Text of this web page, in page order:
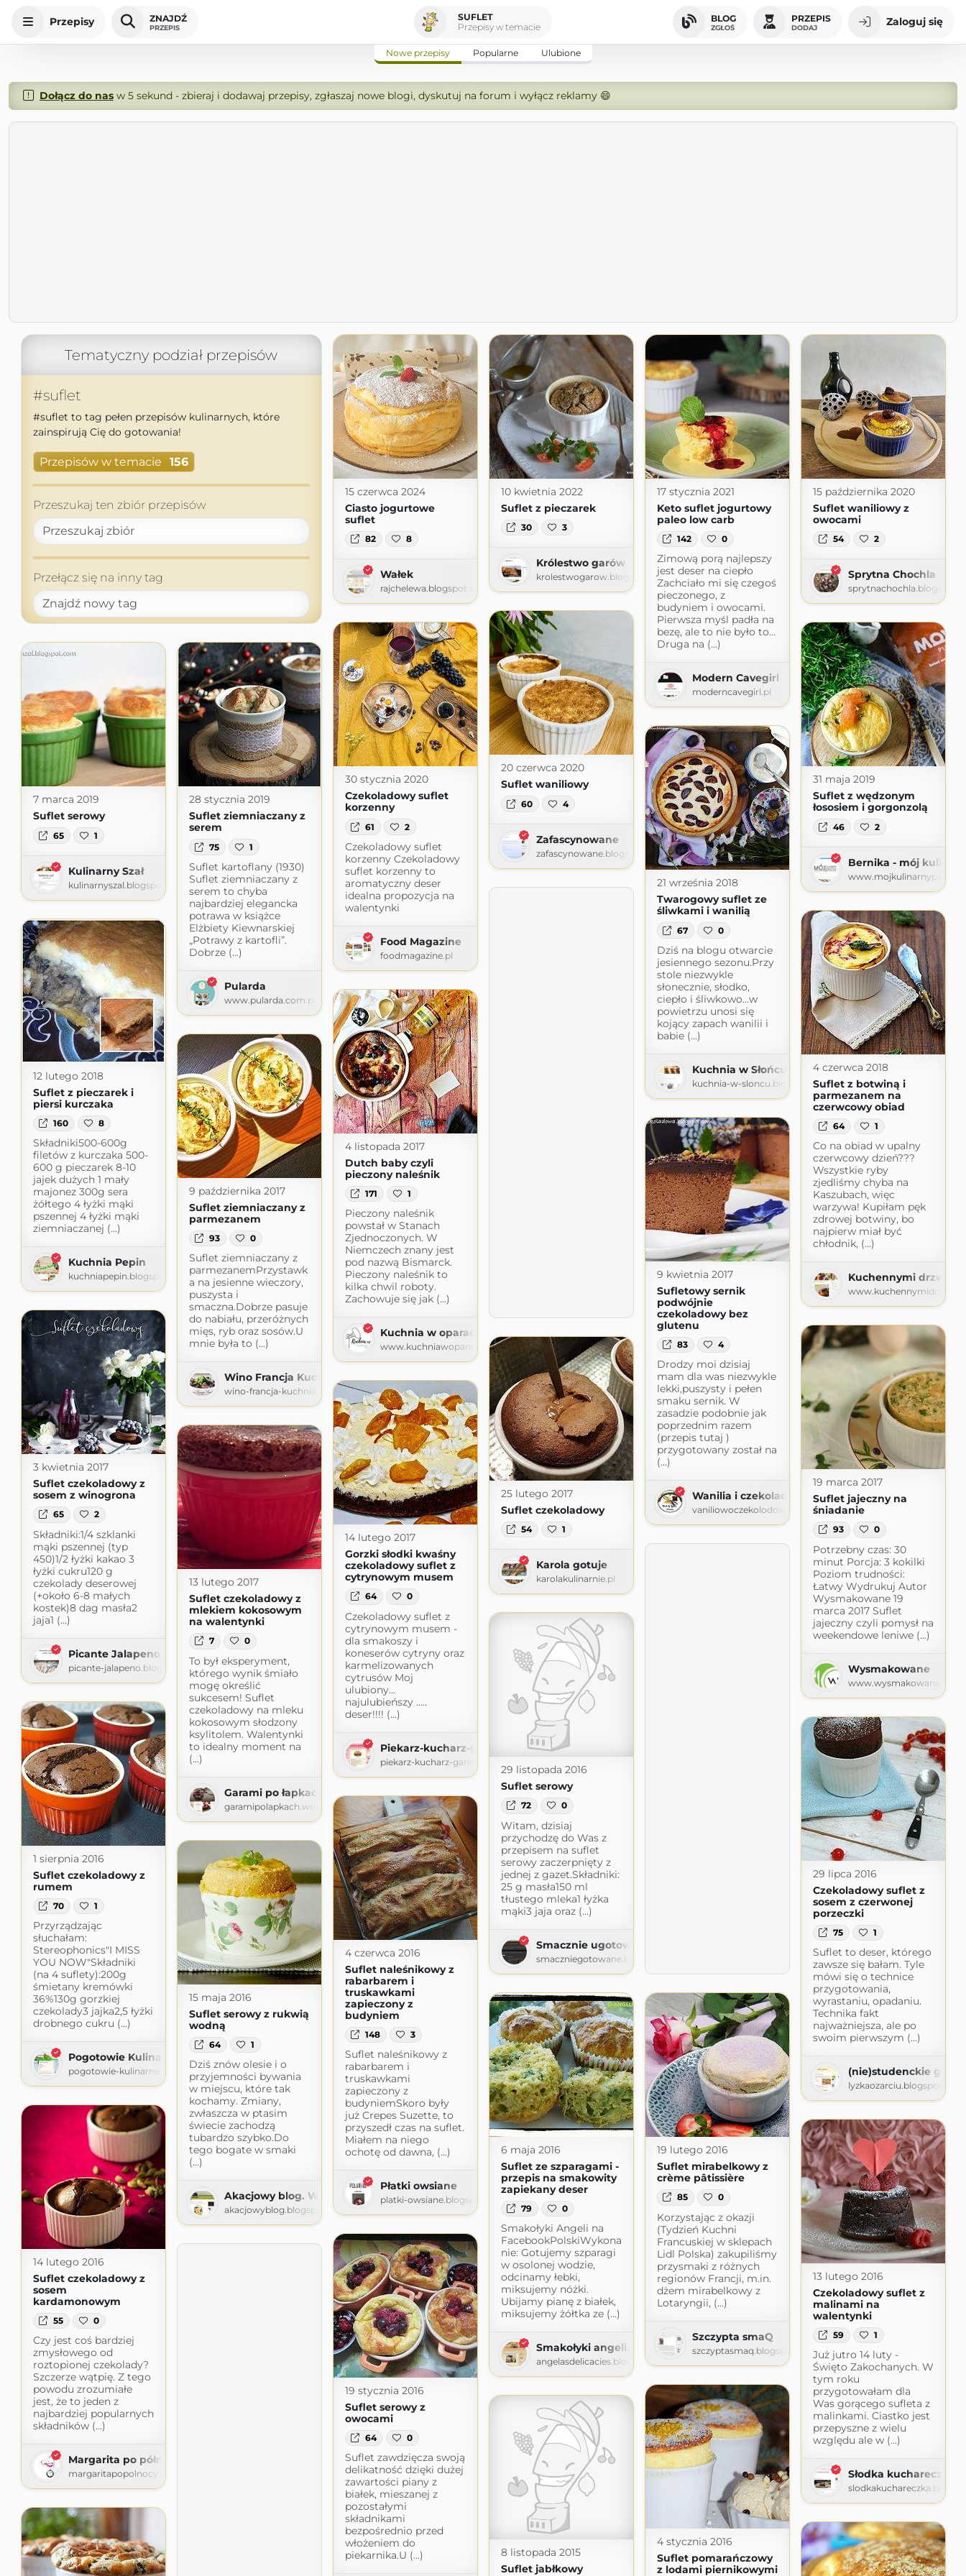
Przepisy ZNAJDŹ
PRZEPIS
SUFLET
Przepisy w temacie
BLOG
ZGŁOŚ
PRZEPIS
DODAJ Zaloguj się
Nowe przepisy Popularne Ulubione
Dołącz do nasw 5 sekund - zbieraj i dodawaj przepisy, zgłaszaj nowe blogi, dyskutuj na forum i wyłącz reklamy 😄
Tematyczny podział przepisów
#suflet
#suflet to tag pełen przepisów kulinarnych, które
zainspirują Cię do gotowania!
Przepisów w temacie 156
Przeszukaj ten zbiór przepisów
Przełącz się na inny tag
15 czerwca 2024
Ciasto jogurtowe
suflet
82 8
Wałek
rajchelewa.blogspot.com
10 kwietnia 2022
Suflet z pieczarek
30 3
Królestwo garów
krolestwogarow.blogspot.com
17 stycznia 2021
Keto suflet jogurtowy
paleo low carb
142 0
Zimową porą najlepszy
jest deser na ciepło
Zachciało mi się czegoś
pieczonego, z
budyniem i owocami.
Pierwsza myśl padła na
bezę, ale to nie było to…
Druga na (...)
Modern Cavegirl
moderncavegirl.pl
15 października 2020
Suflet waniliowy z
owocami
54 2
Sprytna Chochla
20 czerwca 2020
Suflet waniliowy
60 4
Zafascynowane
zafascynowane.blogspot.com
30 stycznia 2020
Czekoladowy suflet
korzenny
61 2
Czekoladowy suflet
korzenny Czekoladowy
suflet korzenny to
aromatyczny deser
idealna propozycja na
walentynki
Food Magazine
foodmagazine.pl
31 maja 2019
Suflet z wędzonym
łososiem i gorgonzolą
46 2
Bernika - mój
7 marca 2019
Suflet serowy
65 1
Kulinarny Szał
kulinarnyszal.blogspot.com
28 stycznia 2019
Suflet ziemniaczany z
serem
75 1
Suflet kartoflany (1930)
Suflet ziemniaczany z
serem to chyba
najbardziej elegancka
potrawa w książce
Elżbiety Kiewnarskiej
„Potrawy z kartofli”.
Dobrze (...)
Pularda
www.pularda.com.pl
21 września 2018
Twarogowy suflet ze
śliwkami i wanilią
67 0
Dziś na blogu otwarcie
jesiennego sezonu.Przy
stole niezwykle
słonecznie, słodko,
ciepło i śliwkowo...w
powietrzu unosi się
kojący zapach wanilii i
babie (...)
Kuchnia w Słońcu Skąpana
kuchnia-w-sloncu.blogspot.com
4 czerwca 2018
Suflet z botwiną i
parmezanem na
czerwcowy obiad
64 1
Co na obiad w upalny
czerwcowy dzień???
Wszystkie ryby
zjedliśmy chyba na
Kaszubach, więc
warzywa! Kupiłam pęk
zdrowej botwiny, bo
najpierw miał być
chłodnik, (...)
Kuchennymi
12 lutego 2018
Suflet z pieczarek i
piersi kurczaka
160 8
Składniki500-600g
filetów z kurczaka 500-
600 g pieczarek 8-10
jajek dużych 1 mały
majonez 300g sera
żółtego 4 łyżki mąki
pszennej 4 łyżki mąki
ziemniaczanej (...)
Kuchnia Pepin
kuchniapepin.blogspot.com
4 listopada 2017
Dutch baby czyli
pieczony naleśnik
171 1
Pieczony naleśnik
powstał w Stanach
Zjednoczonych. W
Niemczech znany jest
pod nazwą Bismarck.
Pieczony naleśnik to
kilka chwil roboty.
Zachowuje się jak (...)
Kuchnia w oparach
www.kuchniawoparach.pl
9 października 2017
Suflet ziemniaczany z
parmezanem
93 0
Suflet ziemniaczany z
parmezanemPrzystawk
a na jesienne wieczory,
puszysta i
smaczna.Dobrze pasuje
do nabiału, przeróżnych
mięs, ryb oraz sosów.U
mnie była to (...)
Wino Francja Kuchnia Podróże Emigracja
wino-francja-kuchnia.blogspot.com
9 kwietnia 2017
Sufletowy sernik
podwójnie
czekoladowy bez
glutenu
83 4
Drodzy moi dzisiaj
mam dla was niezwykle
lekki,puszysty i pełen
smaku sernik. W
zasadzie podobnie jak
poprzednim razem
(przepis tutaj )
przygotowany został na
(...)
Wanilia i czekolada
vaniliowoczekolodowa.blogspot.com
3 kwietnia 2017
Suflet czekoladowy z
sosem z winogrona
65 2
Składniki:1/4 szklanki
mąki pszennej (typ
450)1/2 łyżki kakao 3
łyżki cukru120 g
czekolady deserowej
(+około 6-8 małych
kostek)8 dag masła2
jaja1 (...)
Picante Jalapeno
picante-jalapeno.blogspot.com
19 marca 2017
Suflet jajeczny na
śniadanie
93 0
Potrzebny czas: 30
minut Porcja: 3 kokilki
Poziom trudności:
Łatwy Wydrukuj Autor
Wysmakowane 19
marca 2017 Suflet
jajeczny czyli pomysł na
weekendowe leniwe (...)
Wysmakowane
www.wysmakowane.pl
25 lutego 2017
Suflet czekoladowy
54 1
Karola gotuje
karolakulinarnie.pl
14 lutego 2017
Gorzki słodki kwaśny
czekoladowy suflet z
cytrynowym musem
64 0
Czekoladowy suflet z
cytrynowym musem -
dla smakoszy i
koneserów cytryny oraz
karmelizowanych
cytrusów Moj
ulubiony...
najulubieńszy .....
deser!!!! (...)
Piekarz-kucharz-garkotłuk
piekarz-kucharz-garkotluk.blogspot.com
13 lutego 2017
Suflet czekoladowy z
mlekiem kokosowym
na walentynki
7 0
To był eksperyment,
którego wynik śmiało
mogę określić
sukcesem! Suflet
czekoladowy na mleku
kokosowym słodzony
ksylitolem. Walentynki
to idealny moment na
(...)
Garami po łapkach
garamipolapkach.wordpress.com
29 listopada 2016
Suflet serowy
72 0
Witam, dzisiaj
przychodzę do Was z
przepisem na suflet
serowy zaczerpnięty z
jednej z gazet.Składniki:
25 g masła150 ml
tłustego mleka1 łyżka
mąki3 jaja oraz (...)
Smacznie ugotowane
smaczniegotowane.blogspot.com
1 sierpnia 2016
Suflet czekoladowy z
rumem
70 1
Przyrządzając
słuchałam:
Stereophonics"I MISS
YOU NOW"Składniki
(na 4 suflety):200g
śmietany kremówki
36%130g gorzkiej
czekolady3 jajka2,5 łyżki
drobnego cukru (...)
Pogotowie Kulinarne
pogotowie-kulinarne.blogspot.com
29 lipca 2016
Czekoladowy suflet z
sosem z czerwonej
porzeczki
75 1
Suflet to deser, którego
zawsze się bałam. Tyle
mówi się o technice
przygotowania,
wyrastaniu, opadaniu.
Technika fakt
najważniejsza, ale po
swoim pierwszym (...)
(nie)studenckie
lyzkaozarciu.blogspot.com
4 czerwca 2016
Suflet naleśnikowy z
rabarbarem i
truskawkami
zapieczony z
budyniem
148 3
Suflet naleśnikowy z
rabarbarem i
truskawkami
zapieczony z
budyniemSkoro były
już Crepes Suzette, to
przyszedł czas na suflet.
Miałem na niego
ochotę od dawna, (...)
Płatki owsiane
platki-owsiane.blogspot.com
15 maja 2016
Suflet serowy z rukwią
wodną
64 1
Dziś znów olesie i o
przyjemności bywania
w miejscu, które tak
kochamy. Zmiany,
zwłaszcza w ptasim
świecie zachodzą
tubardzo szybko.Do
tego bogate w smaki
(...)
Akacjowy blog. W podróży i w kuchni.
akacjowyblog.blogspot.com
6 maja 2016
Suflet ze szparagami -
przepis na smakowity
zapiekany deser
79 0
Smakołyki Angeli na
FacebookPolskiWykona
nie: Gotujemy szparagi
w osolonej wodzie,
odcinamy łebki,
miksujemy nóżki.
Ubijamy pianę z białek,
miksujemy żółtka ze (...)
Smakołyki angeli, angela's delicacies, le prelibatezze di angela
angelasdelicacies.blogspot.com
19 lutego 2016
Suflet mirabelkowy z
crème pâtissière
85 0
Korzystając z okazji
(Tydzień Kuchni
Francuskiej w sklepach
Lidl Polska) zakupiliśmy
przysmaki z różnych
regionów Francji, m.in.
dżem mirabelkowy z
Lotaryngii, (...)
Szczypta smaQ
szczyptasmaq.blogspot.com
14 lutego 2016
Suflet czekoladowy z
sosem
kardamonowym
55 0
Czy jest coś bardziej
zmysłowego od
roztopionej czekolady?
Szczerze wątpię. Z tego
powodu zrozumiałe
jest, że to jeden z
najbardziej popularnych
składników (...)
Margarita po północy
margaritapopolnocy.pl
13 lutego 2016
Czekoladowy suflet z
malinami na
walentynki
59 1
Już jutro 14 luty -
Święto Zakochanych. W
tym roku
przygotowałam dla
Was gorącego sufleta z
malinkami. Ciastko jest
przepyszne z wielu
względu ale w (...)
Słodka kuchareczka
19 stycznia 2016
Suflet serowy z
owocami
64 0
Suflet zawdzięcza swoją
delikatność dzięki dużej
zawartości piany z
białek, mieszanej z
pozostałymi
składnikami
bezpośrednio przed
włożeniem do
piekarnika.U (...)
4 stycznia 2016
Suflet pomarańczowy
z lodami piernikowymi
8 listopada 2015
Suflet jabłkowy